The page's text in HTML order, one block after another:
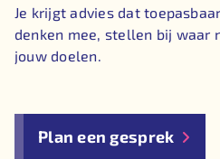
Je krijgt advies dat
denken mee, stellen bij waar
jouw doelen.
Plan een gesprek